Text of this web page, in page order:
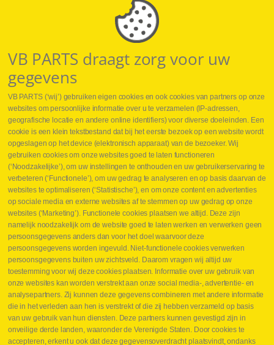
Volg ons op Social Media
Webshop
Nieuws
Jobs
Contact
Leveringen
Drukcontrole set
Persmaten
Herstellen cilinders
Hoe opmeten?
Hydrogroepen
Hydraulische slangen
Contact VB Parts
Abraham Hansstraat 7 ,B-8800 Roeselare
Tel. +32 (0)51 24 06 05
E-mail info@vbparts.be
VB PARTS draagt zorg voor uw
gegevens
VB PARTS (‘wij’) gebruiken eigen cookies en ook cookies van partners op onze
websites om persoonlijke informatie over u te verzamelen (IP-adressen,
geografische locatie en andere online identifiers) voor diverse doeleinden. Een
cookie is een klein tekstbestand dat bij het eerste bezoek op een website wordt
opgeslagen op het device (elektronisch apparaat) van de bezoeker. Wij
gebruiken cookies om onze websites goed te laten functioneren
(‘Noodzakelijke’), om uw instellingen te onthouden en uw gebruikerservaring te
verbeteren (‘Functionele’), om uw gedrag te analyseren en op basis daarvan de
websites te optimaliseren (‘Statistische’), en om onze content en advertenties
op sociale media en externe websites af te stemmen op uw gedrag op onze
websites (‘Marketing’). Functionele cookies plaatsen we altijd. Deze zijn
namelijk noodzakelijk om de website goed te laten werken en verwerken geen
persoonsgegevens anders dan voor het doel waarvoor deze
persoonsgegevens worden ingevuld. Niet-functionele cookies verwerken
persoonsgegevens buiten uw zichtsveld. Daarom vragen wij altijd uw
toestemming voor wij deze cookies plaatsen. Informatie over uw gebruik van
onze websites kan worden verstrekt aan onze social media-, advertentie- en
analysepartners. Zij kunnen deze gegevens combineren met andere informatie
die in het verleden aan hen is verstrekt of die zij hebben verzameld op basis
van uw gebruik van hun diensten. Deze partners kunnen gevestigd zijn in
onveilige derde landen, waaronder de Verenigde Staten. Door cookies te
accepteren, erkent u ook dat deze gegevensoverdracht plaatsvindt, ondanks